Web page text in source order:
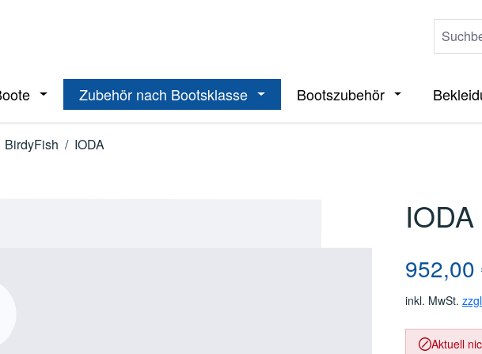
Öffne oder Schließe das Dropdown der Kategorie Boote
Zubehör nach Bootsklasse Öffne oder Schließe das Dropdown
Bootszubehör Öffne oder
BirdyFish / IODA
Regulärer
952,00
inkl. MwSt.
Aktuell